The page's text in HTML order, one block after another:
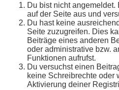
Du bist nicht
auf der Seite aus und
Du hast keine
Seite zuzugreifen. Dies
Beiträge eines anderen
oder administrative bzw.
Funktionen aufrufst.
Du versuchst einen
keine Schreibrechte oder
Aktivierung deiner